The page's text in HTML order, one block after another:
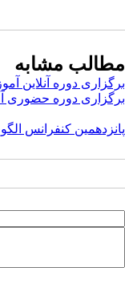
مطالب مشابه
برگزاری دوره آنلاین
برگزاری دوره حضوری
پانزدهمین کنفرانس